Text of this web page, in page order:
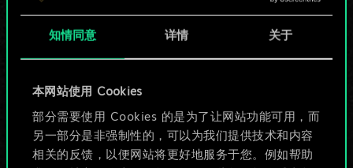
知情同意 详情 关于
本网站使用 Cookies
部分需要使用 Cookies 的是为了让网站功能可用，而
另一部分是非强制性的，可以为我们提供技术和内容
相关的反馈，以便网站将更好地服务于您。例如帮助
目前只是分享了一套
牌，但能做的不止这
些！